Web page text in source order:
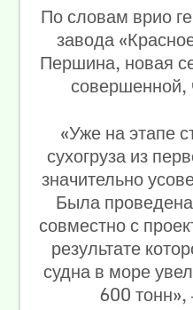
По словам врио
завода
Першина, новая
«Уже на этапе
сухогруза из
значительно
Была
совместно с
результате
судна в море
600 тонн»,